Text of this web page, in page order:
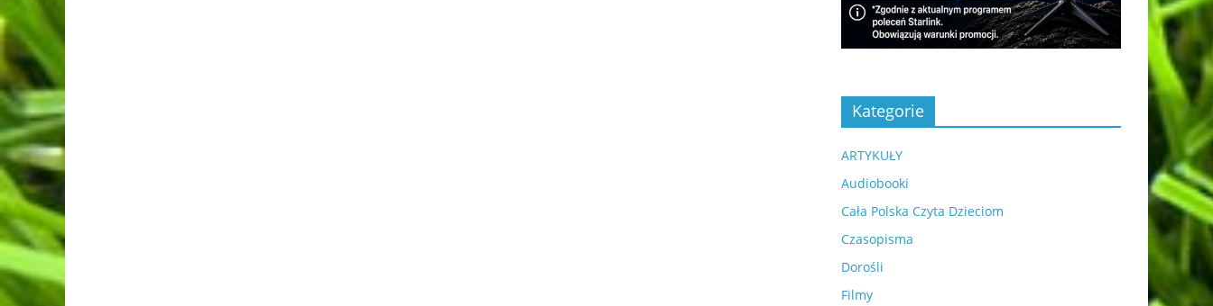
Kategorie
ARTYKUŁY
Audiobooki
Cała Polska Czyta Dzieciom
Czasopisma
Dorośli
Filmy